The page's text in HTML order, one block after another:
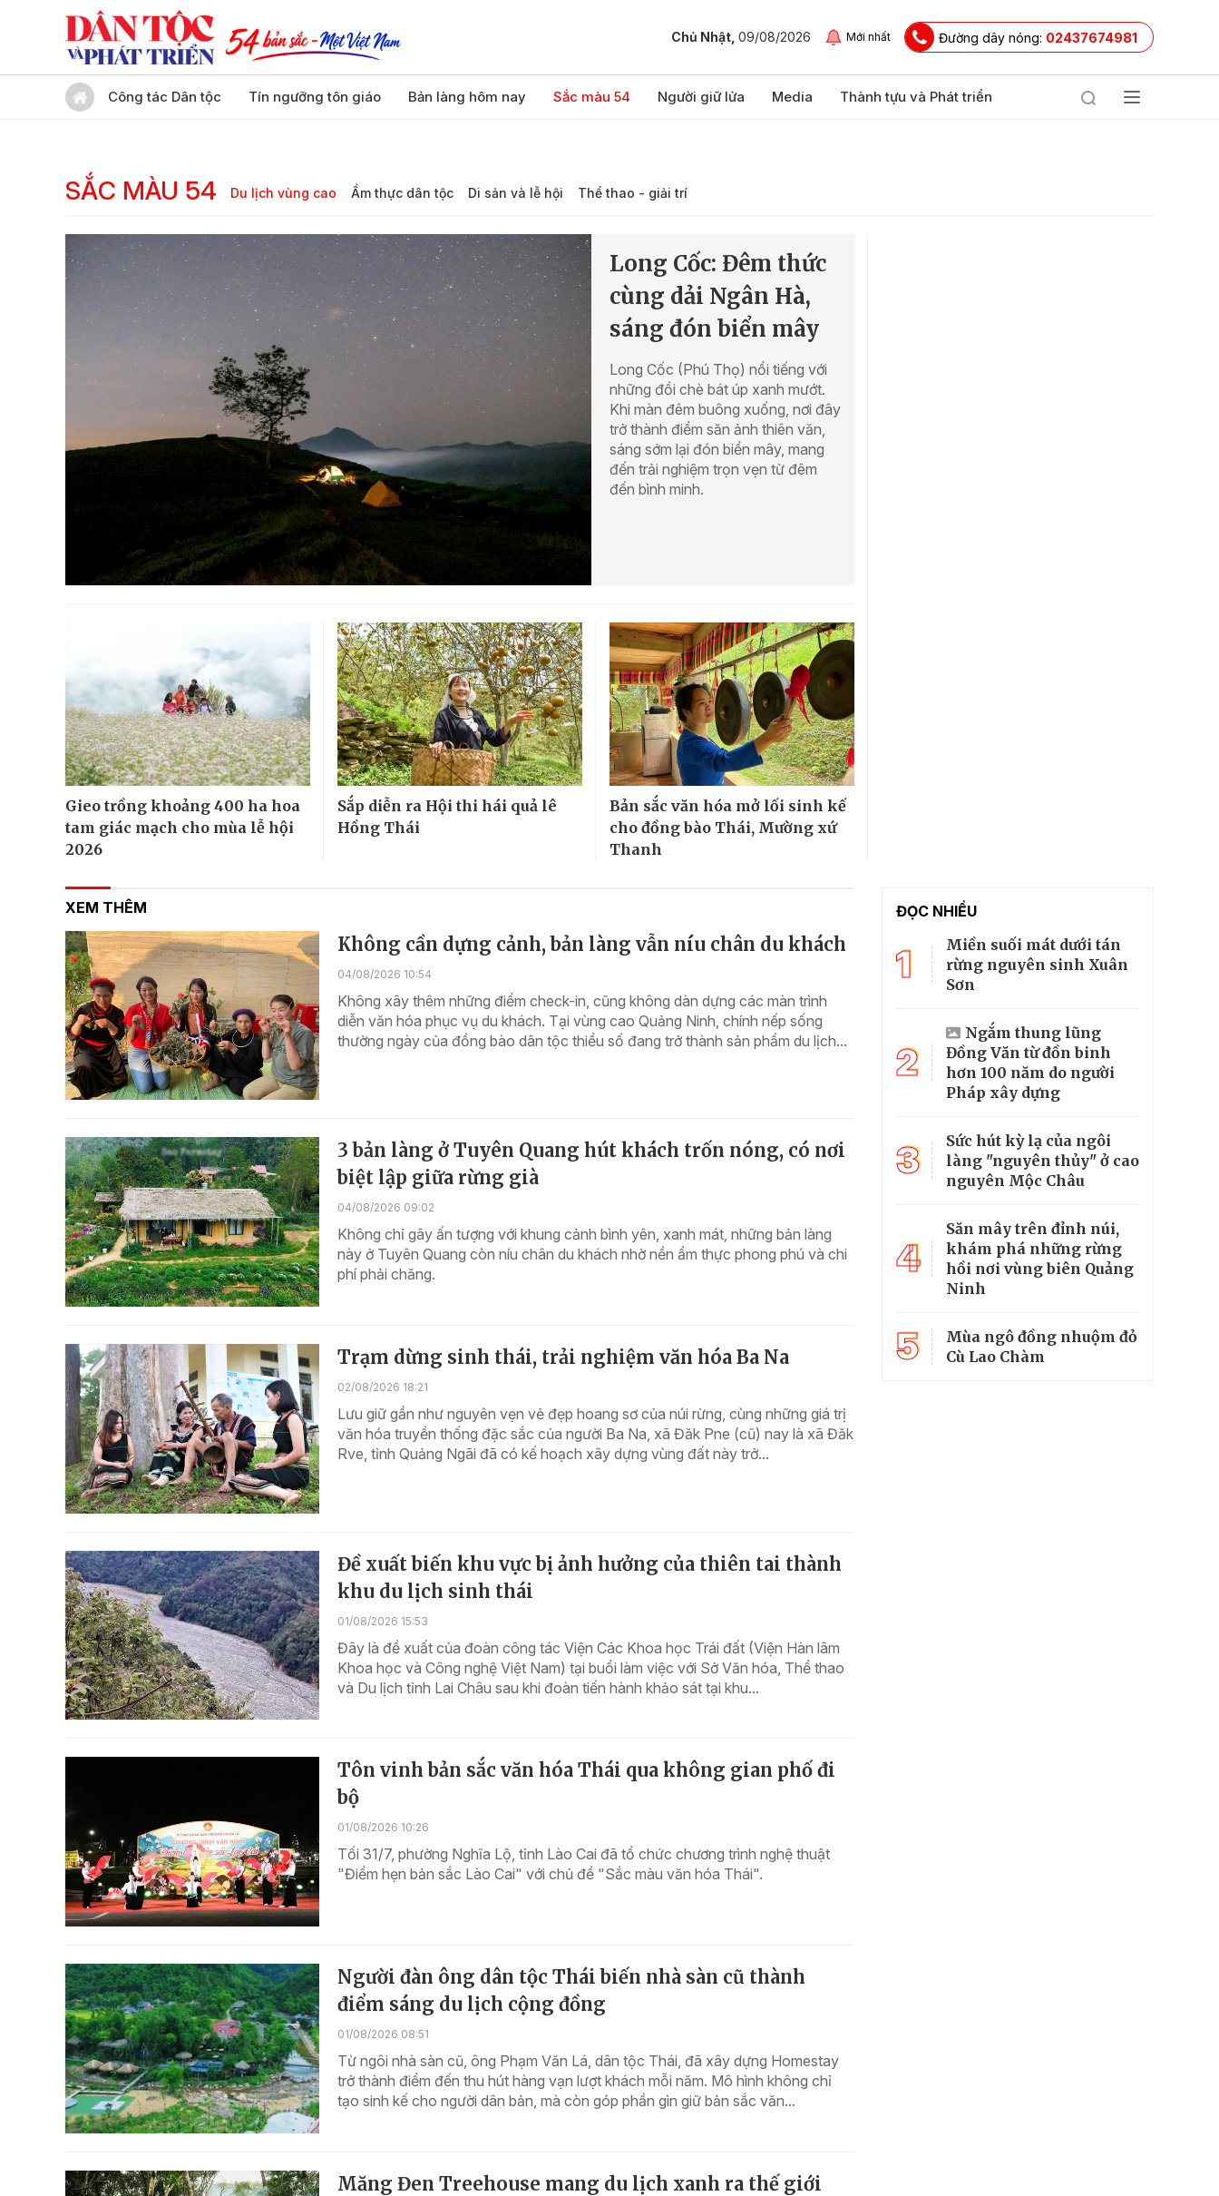
Chủ Nhật, 09/08/2026 Mới nhất Đường dây nóng: 02437674981
Công tác Dân tộc Tín ngưỡng tôn giáo Bản làng hôm nay Sắc màu 54 Người giữ lửa Media Thành tựu và Phát triển
SẮC MÀU 54 Du lịch vùng cao Ẩm thực dân tộc Di sản và lễ hội Thể thao - giải trí
Long Cốc: Đêm thức
cùng dải Ngân Hà,
sáng đón biển mây
Long Cốc (Phú Thọ) nổi tiếng với
những đồi chè bát úp xanh mướt.
Khi màn đêm buông xuống, nơi đây
trở thành điểm săn ảnh thiên văn,
sáng sớm lại đón biển mây, mang
đến trải nghiệm trọn vẹn từ đêm
đến bình minh.
Gieo trồng khoảng 400 ha hoa
tam giác mạch cho mùa lễ hội
2026
Sắp diễn ra Hội thi hái quả lê
Hồng Thái
Bản sắc văn hóa mở lối sinh kế
cho đồng bào Thái, Mường xứ
Thanh
XEM THÊM
Không cần dựng cảnh, bản làng vẫn níu chân du khách
04/08/2026 10:54
Không xây thêm những điểm check-in, cũng không dàn dựng các màn trình
diễn văn hóa phục vụ du khách. Tại vùng cao Quảng Ninh, chính nếp sống
thường ngày của đồng bào dân tộc thiểu số đang trở thành sản phẩm du lịch...
3 bản làng ở Tuyên Quang hút khách trốn nóng, có nơi
biệt lập giữa rừng già
04/08/2026 09:02
Không chỉ gây ấn tượng với khung cảnh bình yên, xanh mát, những bản làng
này ở Tuyên Quang còn níu chân du khách nhờ nền ẩm thực phong phú và chi
phí phải chăng.
Trạm dừng sinh thái, trải nghiệm văn hóa Ba Na
02/08/2026 18:21
Lưu giữ gần như nguyên vẹn vẻ đẹp hoang sơ của núi rừng, cùng những giá trị
văn hóa truyền thống đặc sắc của người Ba Na, xã Đăk Pne (cũ) nay là xã Đăk
Rve, tỉnh Quảng Ngãi đã có kế hoạch xây dựng vùng đất này trở...
Đề xuất biến khu vực bị ảnh hưởng của thiên tai thành
khu du lịch sinh thái
01/08/2026 15:53
Đây là đề xuất của đoàn công tác Viện Các Khoa học Trái đất (Viện Hàn lâm
Khoa học và Công nghệ Việt Nam) tại buổi làm việc với Sở Văn hóa, Thể thao
và Du lịch tỉnh Lai Châu sau khi đoàn tiến hành khảo sát tại khu...
Tôn vinh bản sắc văn hóa Thái qua không gian phố đi
bộ
01/08/2026 10:26
Tối 31/7, phường Nghĩa Lộ, tỉnh Lào Cai đã tổ chức chương trình nghệ thuật
"Điểm hẹn bản sắc Lào Cai" với chủ đề "Sắc màu văn hóa Thái".
Người đàn ông dân tộc Thái biến nhà sàn cũ thành
điểm sáng du lịch cộng đồng
01/08/2026 08:51
Từ ngôi nhà sàn cũ, ông Phạm Văn Lá, dân tộc Thái, đã xây dựng Homestay
trở thành điểm đến thu hút hàng vạn lượt khách mỗi năm. Mô hình không chỉ
tạo sinh kế cho người dân bản, mà còn góp phần gìn giữ bản sắc văn...
Măng Đen Treehouse mang du lịch xanh ra thế giới
ĐỌC NHIỀU
1
Miền suối mát dưới tán
rừng nguyên sinh Xuân
Sơn
2
Ngắm thung lũng
Đồng Văn từ đồn binh
hơn 100 năm do người
Pháp xây dựng
3
Sức hút kỳ lạ của ngôi
làng "nguyên thủy" ở cao
nguyên Mộc Châu
4
Săn mây trên đỉnh núi,
khám phá những rừng
hồi nơi vùng biên Quảng
Ninh
5
Mùa ngô đồng nhuộm đỏ
Cù Lao Chàm